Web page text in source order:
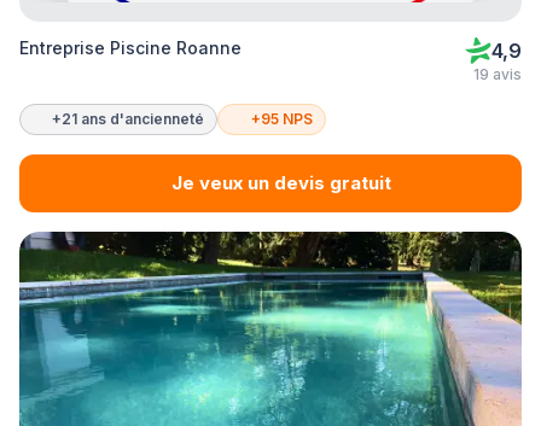
Entreprise Piscine Roanne 4,9
19 avis
+21 ans d'ancienneté +95 NPS
Je veux un devis gratuit